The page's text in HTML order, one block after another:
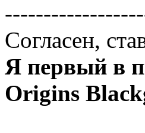
Согласен,
Я первый в
Origins